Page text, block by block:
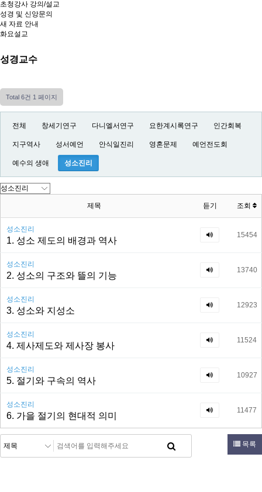
초청강사 강의/설교
성경 및 신앙문의
새 자료 안내
화요설교
성경교수
Total 6건 1 페이지
전체 창세기연구 다니엘서연구 요한계시록연구 인간회복
지구역사 성서예언 안식일진리 영혼문제 예언전도회
예수의 생애 성소진리
제목 듣기 조회
성소진리
1. 성소 제도의 배경과 역사
15454
성소진리
2. 성소의 구조와 뜰의 기능
13740
성소진리
3. 성소와 지성소
12923
성소진리
4. 제사제도와 제사장 봉사
11524
성소진리
5. 절기와 구속의 역사
10927
성소진리
6. 가을 절기의 현대적 의미
11477
목록